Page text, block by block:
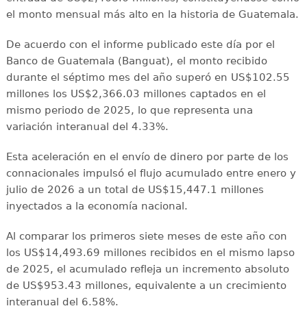
el monto mensual más alto en la historia de Guatemala.
De acuerdo con el informe publicado este día por el
Banco de Guatemala (Banguat), el monto recibido
durante el séptimo mes del año superó en US$102.55
millones los US$2,366.03 millones captados en el
mismo periodo de 2025, lo que representa una
variación interanual del 4.33%.
Esta aceleración en el envío de dinero por parte de los
connacionales impulsó el flujo acumulado entre enero y
julio de 2026 a un total de US$15,447.1 millones
inyectados a la economía nacional.
Al comparar los primeros siete meses de este año con
los US$14,493.69 millones recibidos en el mismo lapso
de 2025, el acumulado refleja un incremento absoluto
de US$953.43 millones, equivalente a un crecimiento
interanual del 6.58%.